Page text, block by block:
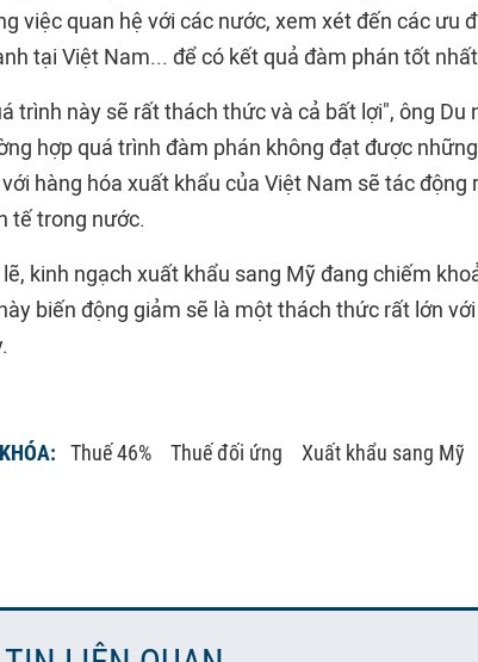
việc quan hệ với các nước, xem xét đến các ưu
tại Việt Nam... để có kết quả đàm phán tốt
trình này sẽ rất thách thức và cả bất lợi", ông Du
hợp quá trình đàm phán không đạt được
hàng hóa xuất khẩu của Việt Nam sẽ tác
tế trong nước.
lẽ, kinh ngạch xuất khẩu sang Mỹ đang chiếm
biến động giảm sẽ là một thách thức rất lớn
Thuế 46% Thuế đối ứng Xuất khẩu sang Mỹ